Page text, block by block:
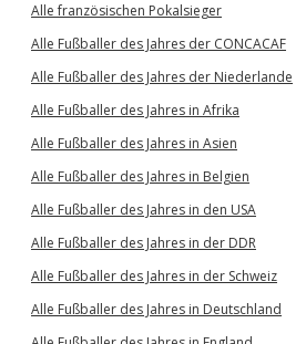
Alle französischen Pokalsieger
Alle Fußballer des Jahres der CONCACAF
Alle Fußballer des Jahres der Niederlande
Alle Fußballer des Jahres in Afrika
Alle Fußballer des Jahres in Asien
Alle Fußballer des Jahres in Belgien
Alle Fußballer des Jahres in den USA
Alle Fußballer des Jahres in der DDR
Alle Fußballer des Jahres in der Schweiz
Alle Fußballer des Jahres in Deutschland